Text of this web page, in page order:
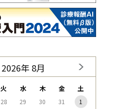
2026年 8月
火 水 木 金 土
28 29 30 31
1